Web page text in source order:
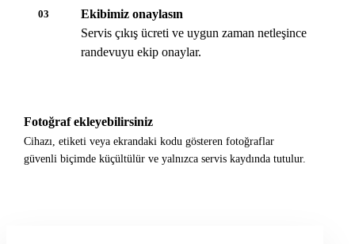
03
Ekibimiz onaylasın
Servis çıkış ücreti ve uygun zaman netleşince
randevuyu ekip onaylar.
Fotoğraf ekleyebilirsiniz
Cihazı, etiketi veya ekrandaki kodu gösteren fotoğraflar
güvenli biçimde küçültülür ve yalnızca servis kaydında tutulur.